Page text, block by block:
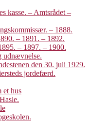
kasse. – Amtsrådet –
– 1888.
– 1891. – 1892.
– 1897. – 1900.
udnævnelse.
den 30. juli 1929.
jordefærd.
et hus